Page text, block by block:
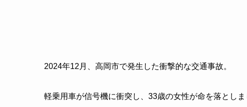
2024年12月、高岡市で発生した衝撃的な交通事故。
軽乗用車が信号機に衝突し、33歳の女性が命を落としま